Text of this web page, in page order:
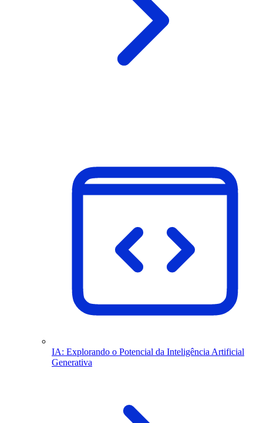
IA: Explorando o Potencial da Inteligência Artificial
Generativa